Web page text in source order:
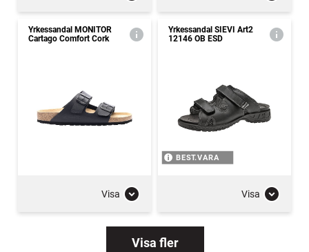
Yrkessandal MONITOR
Cartago Comfort Cork
Visa
Yrkessandal SIEVI Art2
12146 OB ESD
BEST.VARA
Visa
Visa fler